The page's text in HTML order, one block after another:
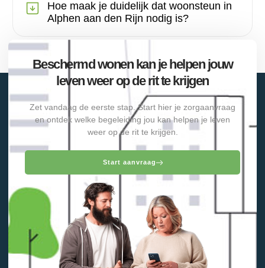
Hoe maak je duidelijk dat woonsteun in
Alphen aan den Rijn nodig is?
Beschermd wonen kan je helpen jouw
leven weer op de rit te krijgen
Zet vandaag de eerste stap. Start hier je zorgaanvraag
en ontdek welke begeleiding jou kan helpen je leven
weer op de rit te krijgen.
Start aanvraag